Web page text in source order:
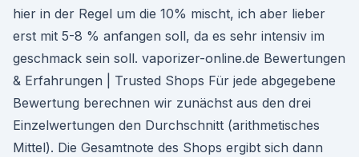
hier in der Regel um die 10% mischt, ich aber lieber
erst mit 5-8 % anfangen soll, da es sehr intensiv im
geschmack sein soll. vaporizer-online.de Bewertungen
& Erfahrungen | Trusted Shops Für jede abgegebene
Bewertung berechnen wir zunächst aus den drei
Einzelwertungen den Durchschnitt (arithmetisches
Mittel). Die Gesamtnote des Shops ergibt sich dann